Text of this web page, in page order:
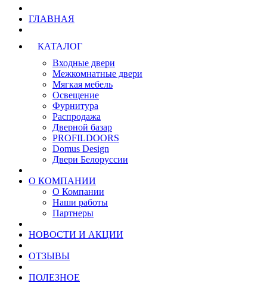
ГЛАВНАЯ
КАТАЛОГ
Входные двери
Межкомнатные двери
Мягкая мебель
Освещение
Фурнитура
Распродажа
Дверной базар
PROFILDOORS
Domus Design
Двери Белоруссии
О КОМПАНИИ
О Компании
Наши работы
Партнеры
НОВОСТИ И АКЦИИ
ОТЗЫВЫ
ПОЛЕЗНОЕ